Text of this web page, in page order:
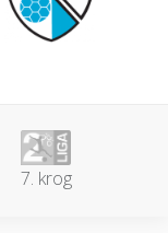
7. krog